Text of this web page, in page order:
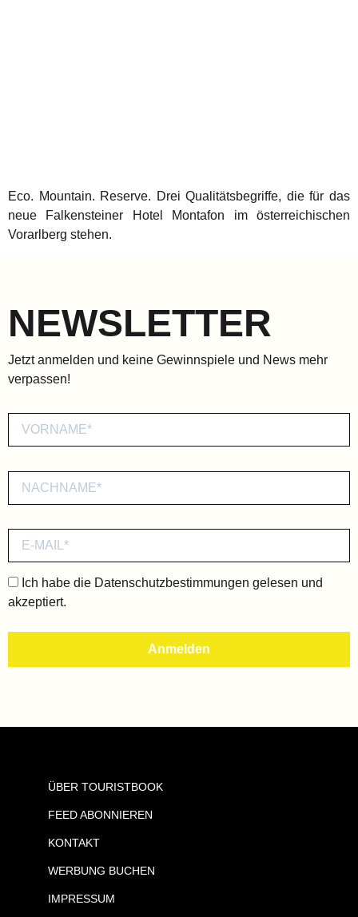
Eco. Mountain. Reserve. Drei Qualitätsbegriffe, die für das
neue Falkensteiner Hotel Montafon im österreichischen
Vorarlberg stehen.
NEWSLETTER
Jetzt anmelden und keine Gewinnspiele und News mehr
verpassen!
Ich habe die Datenschutzbestimmungen gelesen und
akzeptiert.
ÜBER TOURISTBOOK
FEED ABONNIEREN
KONTAKT
WERBUNG BUCHEN
IMPRESSUM